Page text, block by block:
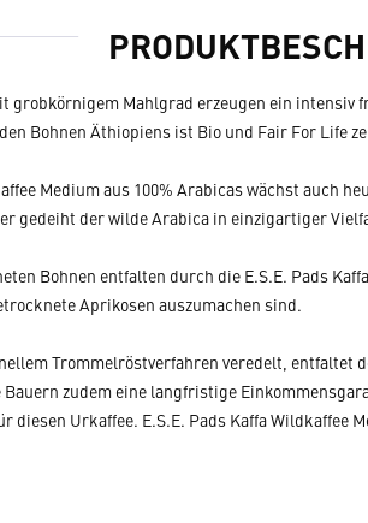
grobkörnigem Mahlgrad erzeugen ein
Bohnen Äthiopiens ist Bio und Fair For Life
Medium aus 100% Arabicas wächst auch
gedeiht der wilde Arabica in einzigartiger
Bohnen entfalten durch die E.S.E. Pads
Aprikosen auszumachen sind.
Trommelröstverfahren veredelt, entfaltet
zudem eine langfristige
Urkaffee. E.S.E. Pads Kaffa Wildkaffee